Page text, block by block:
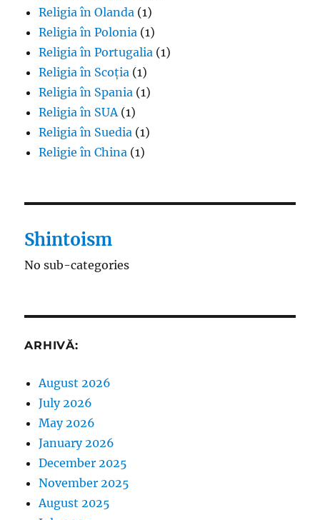
Religia în Olanda (1)
Religia în Polonia (1)
Religia în Portugalia (1)
Religia în Scoția (1)
Religia în Spania (1)
Religia în SUA (1)
Religia în Suedia (1)
Religie în China (1)
Shintoism
No sub-categories
ARHIVĂ:
August 2026
July 2026
May 2026
January 2026
December 2025
November 2025
August 2025